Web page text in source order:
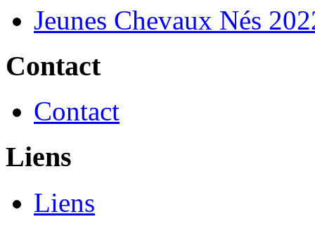
Jeunes Chevaux Nés
Contact
Contact
Liens
Liens